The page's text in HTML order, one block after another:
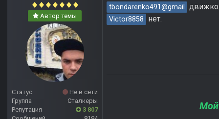
Автор темы
Статус
Не в сети
Группа
Сталкеры
Репутация
3 807
tbondarenko491@gmail
Victor8858 нет.